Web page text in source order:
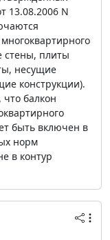
13.08.2006 N
стены, плиты
несущие
конструкции).
балкон
быть включен в
норм
в контур